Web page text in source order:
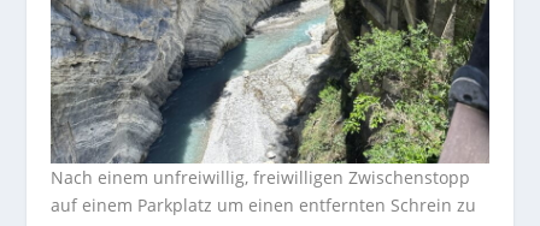
Nach einem unfreiwillig, freiwilligen Zwischenstopp
auf einem Parkplatz um einen entfernten Schrein zu